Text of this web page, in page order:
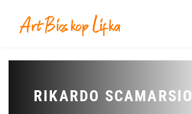
RIKARDO SCAMARSIO